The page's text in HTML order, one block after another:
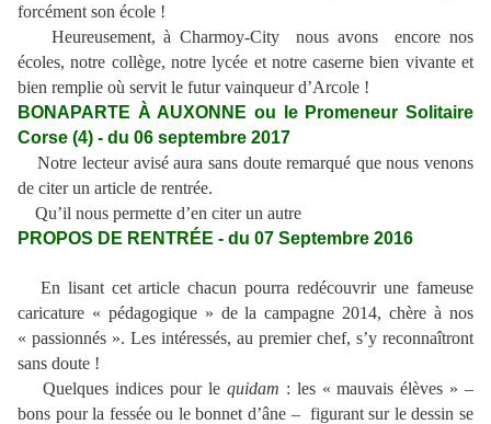
forcément son école !
Heureusement, à Charmoy-City nous avons encore nos
écoles, notre collège, notre lycée et notre caserne bien vivante et
bien remplie où servit le futur vainqueur d’Arcole !
BONAPARTE À AUXONNE ou le Promeneur Solitaire
Corse (4) - du 06 septembre 2017
Notre lecteur avisé aura sans doute remarqué que nous venons
de citer un article de rentrée.
Qu’il nous permette d’en citer un autre
PROPOS DE RENTRÉE - du 07 Septembre 2016
En lisant cet article chacun pourra redécouvrir une fameuse
caricature « pédagogique » de la campagne 2014, chère à nos
« passionnés ». Les intéressés, au premier chef, s’y reconnaîtront
sans doute !
Quelques indices pour le quidam : les « mauvais élèves » –
bons pour la fessée ou le bonnet d’âne – figurant sur le dessin se